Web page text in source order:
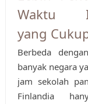
Waktu
yang
Berbeda
banyak negara
jam sekolah
Finlandia